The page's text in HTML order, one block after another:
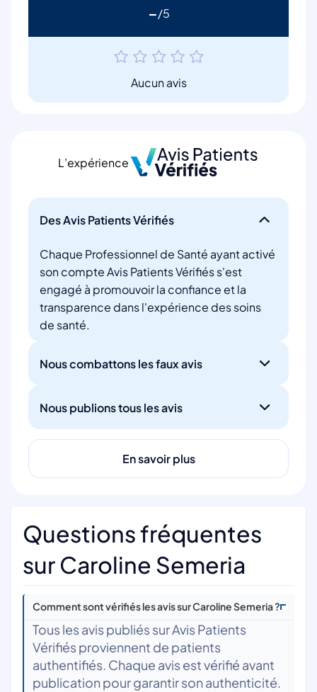
-
Aucun avis
L’expérience
Des Avis Patients Vérifiés
Chaque Professionnel de Santé ayant activé
son compte Avis Patients Vérifiés s'est
engagé à promouvoir la confiance et la
transparence dans l'expérience des soins
de santé.
Nous combattons les faux avis
Nous publions tous les avis
En savoir plus
Questions fréquentes
sur Caroline Semeria
Comment sont vérifiés les avis sur Caroline Semeria ?
Tous les avis publiés sur Avis Patients
Vérifiés proviennent de patients
authentifiés. Chaque avis est vérifié avant
publication pour garantir son authenticité.